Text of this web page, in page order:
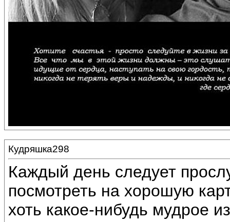
Кудряшка298
Каждый день следует
посмотреть на хорошую
хоть какое-нибудь мудрое